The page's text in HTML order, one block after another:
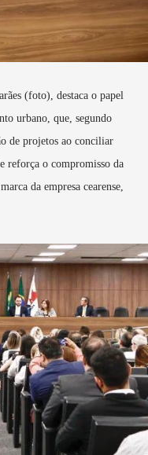
(foto), destaca o papel
urbano, que, segundo
de projetos ao conciliar
reforça o compromisso da
da empresa cearense,